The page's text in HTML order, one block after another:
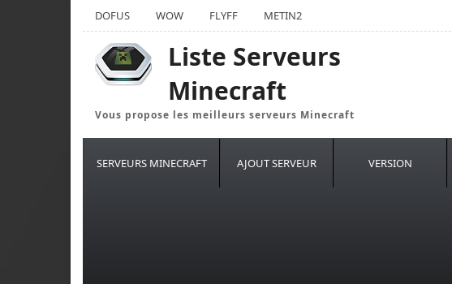
DOFUS WOW FLYFF METIN2
Liste Serveurs
Minecraft
Vous propose les meilleurs serveurs Minecraft
SERVEURS MINECRAFT AJOUT SERVEUR VERSION